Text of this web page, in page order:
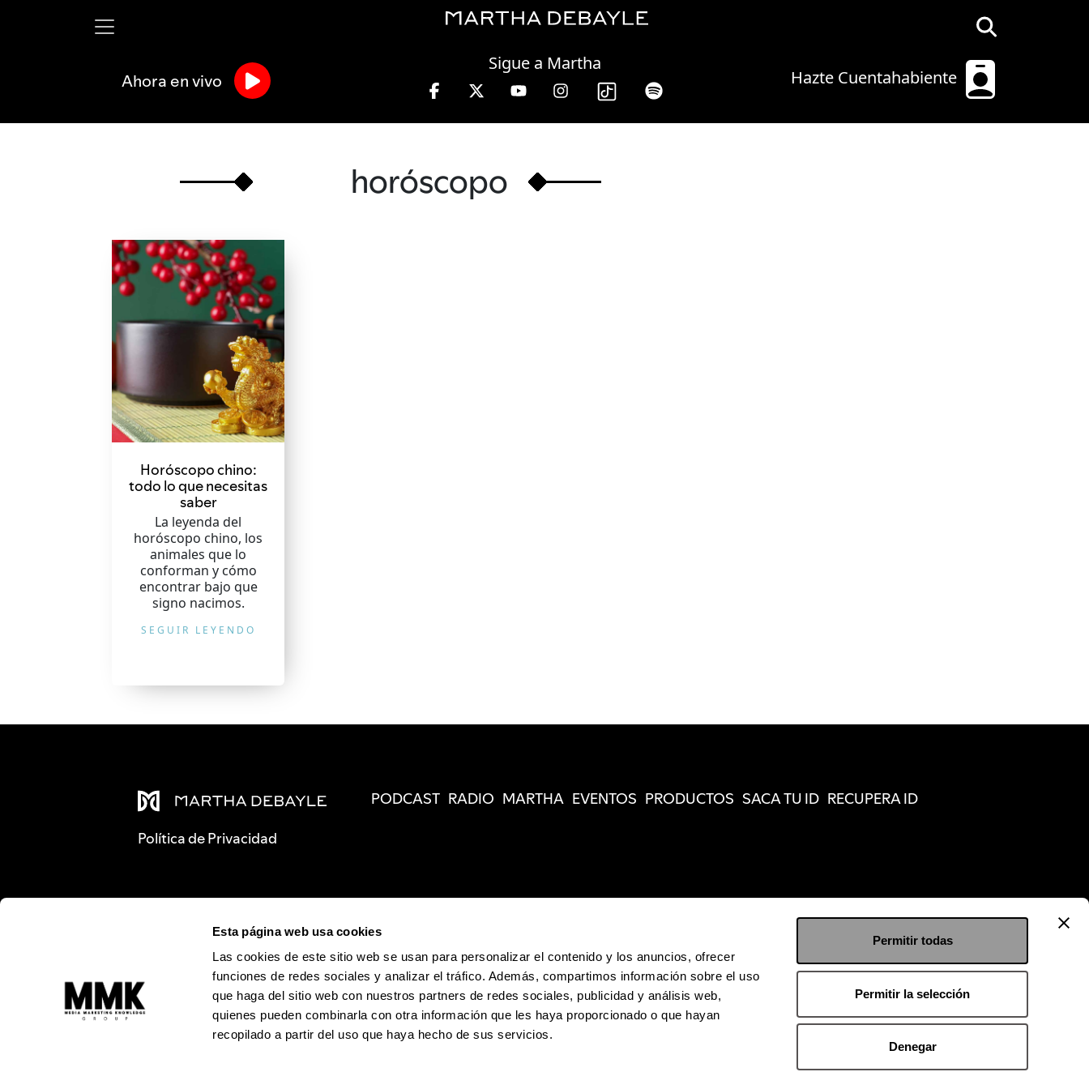
Esta página web usa cookies
Las cookies de este sitio web se usan para personalizar el contenido y los anuncios, ofrecer
funciones de redes sociales y analizar el tráfico. Además, compartimos información sobre el uso
que haga del sitio web con nuestros partners de redes sociales, publicidad y análisis web,
quienes pueden combinarla con otra información que les haya proporcionado o que hayan
recopilado a partir del uso que haya hecho de sus servicios.
Permitir todas
Permitir la selección
Denegar
Hazte Cuentahabiente
Sigue a Martha
Ahora en vivo
horóscopo
Horóscopo chino:
todo lo que necesitas
saber
La leyenda del
horóscopo chino, los
animales que lo
conforman y cómo
encontrar bajo que
signo nacimos.
SEGUIR LEYENDO
Política de Privacidad
PODCAST RADIO MARTHA EVENTOS PRODUCTOS SACA TU ID RECUPERA ID